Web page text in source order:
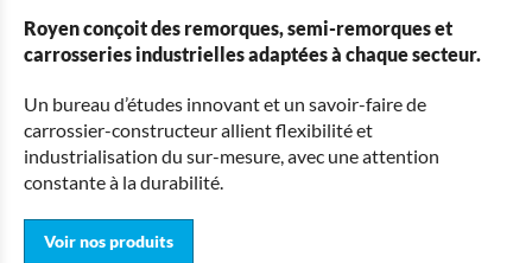
Royen conçoit des remorques, semi-remorques et
carrosseries industrielles adaptées à chaque secteur.
Un bureau d’études innovant et un savoir-faire de
carrossier-constructeur allient flexibilité et
industrialisation du sur-mesure, avec une attention
constante à la durabilité.
Voir nos produits